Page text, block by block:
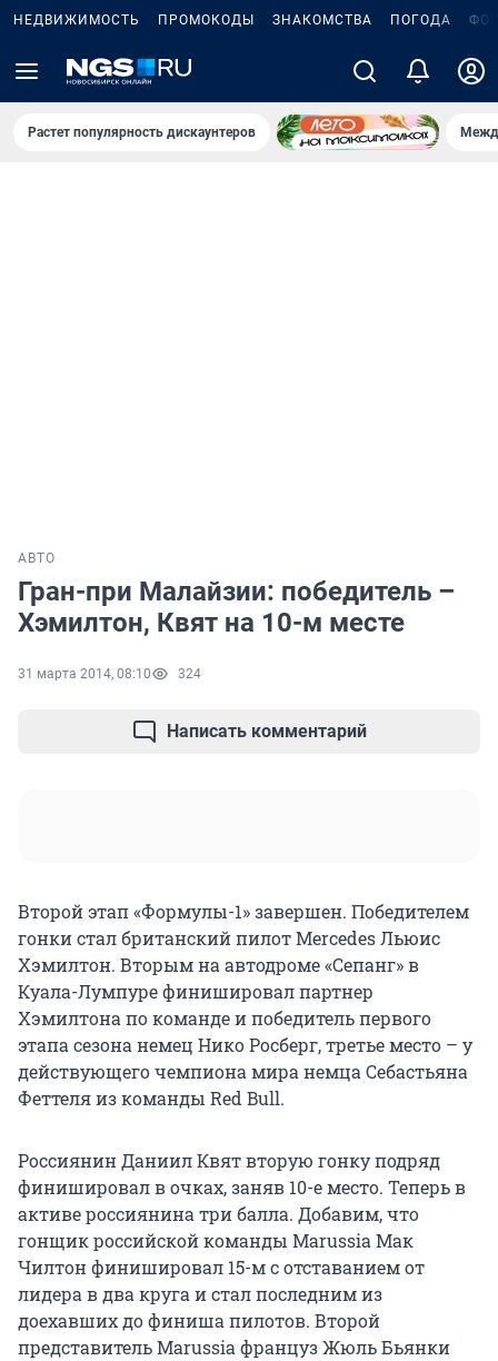
НЕДВИЖИМОСТЬ ПРОМОКОДЫ ЗНАКОМСТВА ПОГОДА
Растет популярность дискаунтеров
АВТО
Гран-при Малайзии: победитель –
Хэмилтон, Квят на 10-м месте
31 марта 2014, 08:10 324
Написать комментарий
Второй этап «Формулы-1» завершен. Победителем
гонки стал британский пилот Mercedes Льюис
Хэмилтон. Вторым на автодроме «Сепанг» в
Куала-Лумпуре финишировал партнер
Хэмилтона по команде и победитель первого
этапа сезона немец Нико Росберг, третье место – у
действующего чемпиона мира немца Себастьяна
Феттеля из команды Red Bull.
Россиянин Даниил Квят вторую гонку подряд
финишировал в очках, заняв 10-е место. Теперь в
активе россиянина три балла. Добавим, что
гонщик российской команды Marussia Мак
Чилтон финишировал 15-м с отставанием от
лидера в два круга и стал последним из
доехавших до финиша пилотов. Второй
представитель Marussia француз Жюль Бьянки